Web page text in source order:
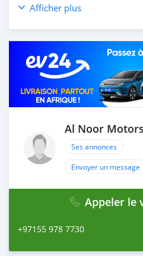
in order to facilitate the
Thousands of vehicles are
purchase online from Al
have a wide range of cars
you will find the best quality
bargain. If you wish to visit
around globe to purchase
negotiable and all inquiries
SHIPMENT
Afficher plus
Al Noor Motors
Ses annonces
Envoyer un message
Appeler le
+97155 978 7730